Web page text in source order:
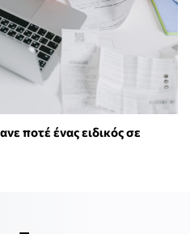
ποτέ ένας ειδικός σε